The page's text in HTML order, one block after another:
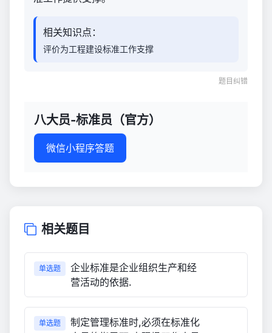
相关知识点：
评价为工程建设标准工作支撑
题目纠错
八大员-标准员（官方）
微信小程序答题
相关题目
单选题
企业标准是企业组织生产和经
营活动的依据.
单选题
制定管理标准时,必须在标准化